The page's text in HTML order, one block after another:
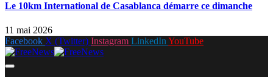
Le 10km International de Casablanca démarre ce dimanche
11 mai 2026
Facebook X (Twitter) Instagram LinkedIn YouTube